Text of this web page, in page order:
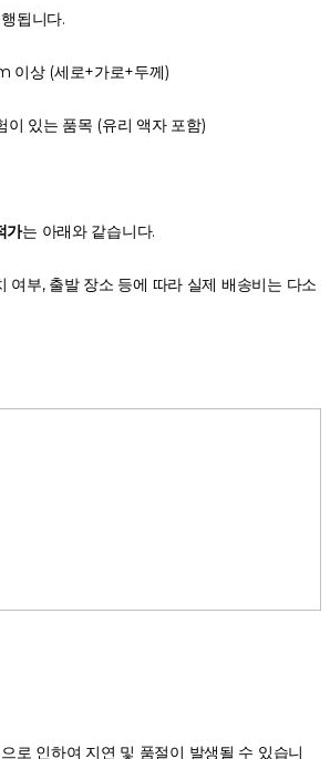
됩니다.
이상 (세로+가로+두께)
이 있는 품목 (유리 액자 포함)
가는 아래와 같습니다.
여부, 출발 장소 등에 따라 실제 배송비는 다소
로 인하여 지연 및 품절이 발생될 수 있습니